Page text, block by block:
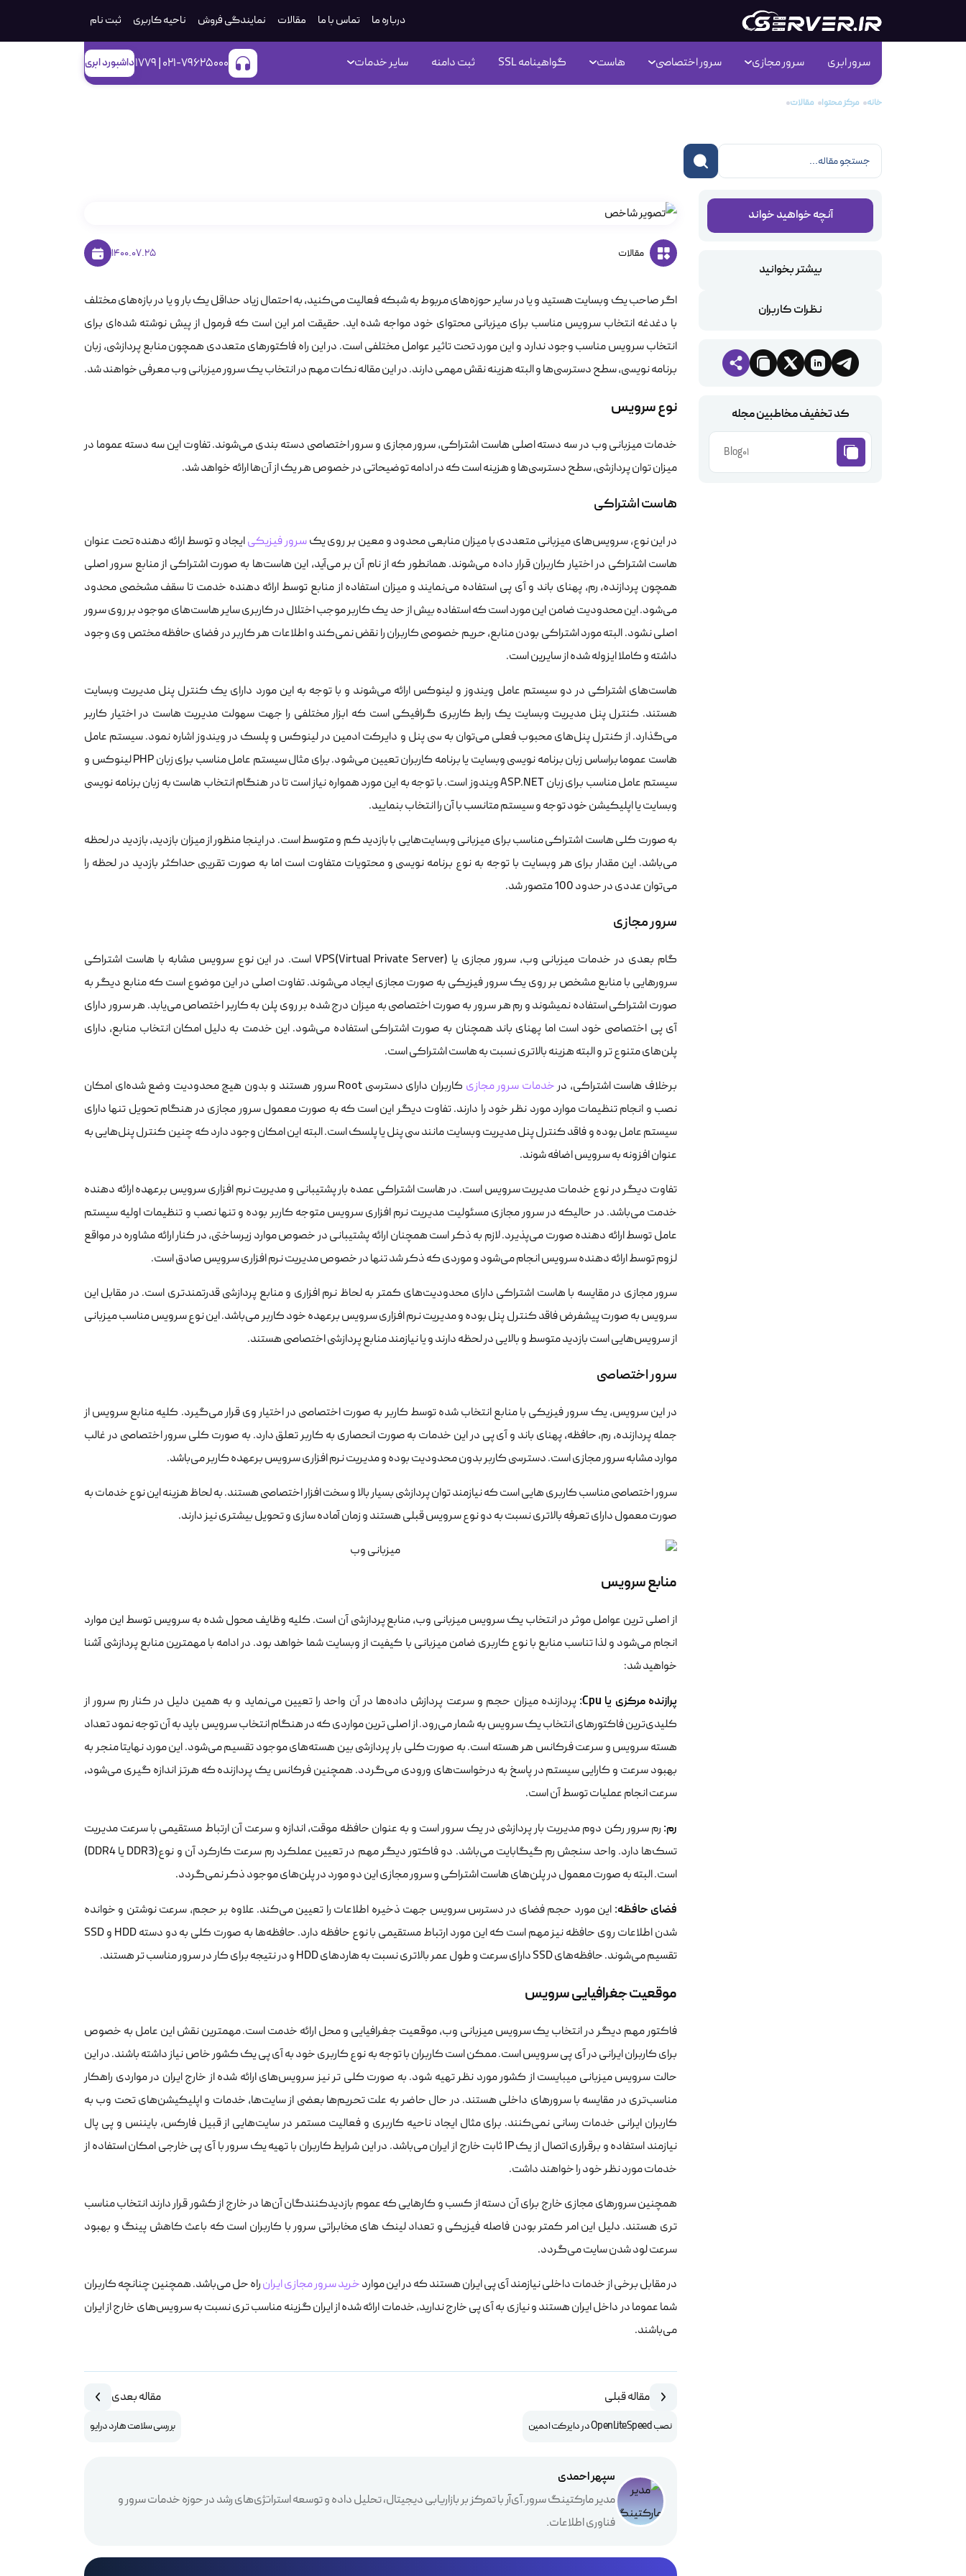
درباره ما تماس با ما مقالات نمایندگی فروش ناحیه کاربری ثبت‌ نام
سرور ابری سرور مجازی سرور اختصاصی هاست گواهینامه SSL ثبت دامنه سایر خدمات 021-79625000 | 1779 داشبورد ابری
خانه مرکز محتوا مقالات
آنچه خواهید خواند
بیشتر بخوانید
نظرات کاربران
کد تخفیف مخاطبین مجله
Blog01
مقالات 1400.07.25
اگر صاحب یک وبسایت هستید و یا در سایر حوزه‌های مربوط به شبکه فعالیت می‌کنید، به احتمال زیاد حداقل یک بار و یا در بازه‌های مختلف
با دغدغه انتخاب سرویس مناسب برای میزبانی محتوای خود مواجه شده اید. حقیقت امر این است که فرمول از پیش نوشته شده‌ای برای
انتخاب سرویس مناسب وجود ندارد و این مورد تحت تاثیر عوامل مختلفی است. در این راه فاکتورهای متعددی همچون منابع پردازشی، زبان
برنامه نویسی، سطح دسترسی‌ها و البته هزینه نقش مهمی دارند. در این مقاله نکات مهم در انتخاب یک سرور میزبانی وب معرفی خواهند شد.
نوع سرویس
خدمات میزبانی وب در سه دسته اصلی هاست اشتراکی، سرور مجازی و سرور اختصاصی دسته بندی می‌شوند. تفاوت این سه دسته عموما در
میزان توان پردازشی، سطح دسترسی‌ها و هزینه است که در ادامه توضیحاتی در خصوص هر یک از آن‌ها ارائه خواهد شد.
هاست اشتراکی
در این نوع، سرویس‌های میزبانی متعددی با میزان منابعی محدود و معین بر روی یکسرور فیزیکیایجاد و توسط ارائه دهنده تحت عنوان
هاست اشتراکی در اختیار کاربران قرار داده می‌شوند. همانطور که از نام آن بر می‌آید، این هاست‌ها به صورت اشتراکی از منابع سرور اصلی
همچون پردازنده، رم، پهنای باند و آی پی استفاده می‌نمایند و میزان استفاده از منابع توسط ارائه دهنده خدمت تا سقف مشخصی محدود
می‌شود. این محدودیت ضامن این مورد است که استفاده بیش از حد یک کاربر موجب اختلال در کاربری سایر هاست‌های موجود بر روی سرور
اصلی نشود. البته مورد اشتراکی بودن منابع، حریم خصوصی کاربران را نقض نمی‌کند و اطلاعات هر کاربر در فضای حافظه مختص وی وجود
داشته و کاملا ایزوله شده از سایرین است.
هاست‌های اشتراکی در دو سیستم عامل ویندوز و لینوکس ارائه می‌شوند و با توجه به این مورد دارای یک کنترل پنل مدیریت وبسایت
هستند. کنترل پنل مدیریت وبسایت یک رابط کاربری گرافیکی است که ابزار مختلفی را جهت سهولت مدیریت هاست در اختیار کاربر
می‌گذارد. از کنترل‌ پنل‌های محبوب فعلی می‌توان به سی پنل و دایرکت ادمین در لینوکس و پلسک در ویندوز اشاره نمود. سیستم عامل
هاست عموما براساس زبان برنامه نویسی وبسایت یا برنامه کاربران تعیین می‌شود. برای مثال سیستم عامل مناسب برای زبان PHP لینوکس و
سیستم عامل مناسب برای زبان ASP.NET ویندوز است. با توجه به این مورد همواره نیاز است تا در هنگام انتخاب هاست به زبان برنامه نویسی
وبسایت یا اپلیکیشن خود توجه و سیستم متانسب با آن را انتخاب بنمایید.
به صورت کلی هاست اشتراکی مناسب برای میزبانی وبسایت‌هایی با بازدید کم و متوسط است. در اینجا منظور از میزان بازدید، بازدید در لحظه
می‌باشد. این مقدار برای هر وبسایت با توجه به نوع برنامه نویسی و محتویات متفاوت است اما به صورت تقریبی حداکثر بازدید در لحظه را
می‌توان عددی در حدود 100 متصور شد.
سرور مجازی
گام بعدی در خدمات میزبانی وب، سرور مجازی یا VPS(Virtual Private Server) است. در این نوع سرویس مشابه با هاست اشتراکی
سرورهایی با منابع مشخص بر روی یک سرور فیزیکی به صورت مجازی ایجاد می‌شوند. تفاوت اصلی در این موضوع است که منابع دیگر به
صورت اشتراکی استفاده نمی‎شوند و رم هر سرور به صورت اختصاصی به میزان درج شده بر روی پلن به کاربر اختصاص می‌یابد. هر سرور دارای
آی پی اختصاصی خود است اما پهنای باند همچنان به صورت اشتراکی استفاده می‌شود. این خدمت به دلیل امکان انتخاب منابع، دارای
پلن‌های متنوع تر و البته هزینه بالاتری نسبت به هاست اشتراکی است.
برخلاف هاست اشتراکی، درخدمات سرور مجازی
کاربران دارای دسترسی Root سرور هستند و بدون هیچ محدودیت وضع شده‌ای امکان
نصب و انجام تنظیمات موارد مورد نظر خود را دارند. تفاوت دیگر این است که به صورت معمول سرور مجازی در هنگام تحویل تنها دارای
سیستم عامل بوده و فاقد کنترل پنل مدیریت وبسایت مانند سی پنل یا پلسک است. البته این امکان وجود دارد که چنین کنترل پنل‌هایی به
عنوان افزونه به سرویس اضافه شوند.
تفاوت دیگر در نوع خدمات مدیریت سرویس است. در هاست اشتراکی عمده بار پشتیبانی و مدیریت نرم افزاری سرویس برعهده ارائه دهنده
خدمت می‌باشد. در حالیکه در سرور مجازی مسئولیت مدیریت نرم افزاری سرویس متوجه کاربر بوده و تنها نصب و تنظیمات اولیه سیستم
عامل توسط ارائه دهنده صورت می‌پذیرد. لازم به ذکر است همچنان ارائه پشتیبانی در خصوص موارد زیرساختی، در کنار ارائه مشاوره در مواقع
لزوم توسط ارائه دهنده سرویس انجام می‌شود و موردی که ذکر شد تنها در خصوص مدیریت نرم افزاری سرویس صادق است.
سرور مجازی در مقایسه با هاست اشتراکی دارای محدودیت‌های کمتر به لحاظ نرم افزاری و منابع پردازشی قدرتمندتری است. در مقابل این
سرویس به صورت پیشفرض فاقد کنترل پنل بوده و مدیریت نرم افزاری سرویس برعهده خود کاربر می‌باشد. این نوع سرویس مناسب میزبانی
از سرویس‌هایی است بازدید متوسط و بالایی در لحظه دارند و یا نیازمند منابع پردازشی اختصاصی هستند.
سرور اختصاصی
در این سرویس، یک سرور فیزیکی با منابع انتخاب شده توسط کاربر به صورت اختصاصی در اختیار وی قرار می‌گیرد. کلیه منابع سرویس از
جمله پردازنده، رم، حافظه، پهنای باند و آی پی در این خدمات به صورت انحصاری به کاربر تعلق دارد. به صورت کلی سرور اختصاصی در غالب
موارد مشابه سرور مجازی است. دسترسی کاربر بدون محدودیت بوده و مدیریت نرم افزاری سرویس برعهده کاربر می‌باشد.
سرور اختصاصی مناسب کاربری هایی است که نیازمند توان پردازشی بسیار بالا و سخت افزار اختصاصی هستند. به لحاظ هزینه این نوع خدمات به
صورت معمول دارای تعرفه بالاتری نسبت به دو نوع سرویس قبلی هستند و زمان آماده سازی و تحویل بیشتری نیز دارند.
منابع سرویس
از اصلی ترین عوامل موثر در انتخاب یک سرویس میزبانی وب، منابع پردازشی آن است. کلیه وظایف محول شده به سرویس توسط این موارد
انجام می‌شود و لذا تناسب منابع با نوع کاربری ضامن میزبانی با کیفیت از وبسایت شما خواهد بود. در ادامه با مهمترین منابع پردازشی آشنا
خواهید شد:
پرازنده مرکزی یا Cpu
: پردازنده میزان حجم و سرعت پردازش داده‌ها در آن واحد را تعیین می‌نماید و به همین دلیل در کنار رم سرور از
کلیدی‌ترین فاکتورهای انتخاب یک سرویس به شمار می‌رود. از اصلی ترین مواردی که در هنگام انتخاب سرویس باید به آن‌ توجه نمود تعداد
هسته سرویس و سرعت فرکانس هر هسته است. به صورت کلی بار پردازشی بین هسته‌های موجود تقسیم می‌شود. این مورد نهایتا منجر به
بهبود سرعت و کارایی سیستم در پاسخ به درخواست‌های ورودی می‌گردد. همچنین فرکانس یک پردازنده که هرتز اندازه گیری می‌شود،
سرعت انجام عملیات توسط آن است.
رم: رم سرور رکن دوم مدیریت بار پردازشی در یک سرور است و به عنوان حافظه موقت، اندازه و سرعت آن ارتباط مستقیمی با سرعت مدیریت
تسک‌ها دارد. واحد سنجش رم گیگابایت می‌باشد. دو فاکتور دیگر مهم در تعیین عملکرد رم سرعت کارکرد آن و نوع(DDR3 یا DDR4)
است. البته به صورت معمول در پلن‌های هاست اشتراکی و سرور مجازی این دو مورد در پلن‌های موجود ذکر نمی‌گردد.
فضای حافظه: این مورد حجم فضای در دسترس سرویس جهت ذخیره اطلاعات را تعیین می‌کند. علاوه بر حجم، سرعت نوشتن و خوانده
شدن اطلاعات روی حافظه نیز مهم است که این مورد ارتباط مستقیمی با نوع حافظه دارد. حافظه‌ها به صورت کلی به دو دسته HDD و SSD
تقسیم می‌شوند. حافظه‌های SSD دارای سرعت و طول عمر بالاتری نسبت به هاردهای HDD و در نتیجه برای کار در سرور مناسب تر هستند.
موقعیت جغرافیایی سرویس
فاکتور مهم دیگر در انتخاب یک سرویس میزبانی وب، موقعیت جغرافیایی و محل ارائه خدمت است. مهمترین نقش این عامل به خصوص
برای کاربران ایرانی در آی پی سرویس است. ممکن است کاربران با توجه به نوع کاربری خود به آی پی یک کشور خاص نیاز داشته باشند. در این
حالت سرویس میزبانی میبایست از کشور مورد نظر تهیه شود. به صورت کلی تر نیز سرویس‌های‌ ارائه شده از خارج ایران در مواردی راهکار
مناسب‌تری در مقایسه با سرورهای داخلی هستند. در حال حاضر به علت تحریم‌ها بعضی از سایت‌ها، خدمات و اپلیکیشن‌های تحت وب به
کاربران ایرانی خدمات رسانی نمی‌کنند. برای مثال ایجاد ناحیه کاربری و فعالیت مستمر در سایت‌هایی از قبیل فارکس، بایننس و پی پال
نیازمند استفاده و برقراری اتصال از یک IP ثابت خارج از ایران می‌باشد. در این شرایط کاربران با تهیه یک سرور با آی پی خارجی امکان استفاده از
خدمات مورد نظر خود را خواهند داشت.
همچنین سرورهای مجازی خارج برای آن دسته از کسب و کارهایی که عموم بازدیدکنندگان آن‌ها در خارج از کشور قرار دارند انتخاب مناسب
تری هستند. دلیل این امر کمتر بودن فاصله فیزیکی و تعداد لینک های مخابراتی سرور با کاربران است که باعث کاهش پینگ و بهبود
سرعت لود شدن سایت می‌گردد.
در مقابل برخی از خدمات داخلی نیازمند آی پی ایران هستند که در این مواردخرید سرور مجازی ایرانراه حل می‌باشد. همچنین چنانچه کاربران
شما عموما در داخل ایران هستند و نیازی به آی پی خارج ندارید، خدمات ارائه شده از ایران گزینه مناسب تری نسبت به سرویس‌های خارج از ایران
می‌باشند.
مقاله قبلی
نصب OpenLiteSpeed در دایرکت ادمین
مقاله بعدی
بررسی سلامت هارد درایو
سپهر احمدی
مدیر مارکتینگ سرور.آی‌آر با تمرکز بر بازاریابی دیجیتال، تحلیل داده و توسعه استراتژی‌های رشد در حوزه خدمات سرور و
فناوری اطلاعات.